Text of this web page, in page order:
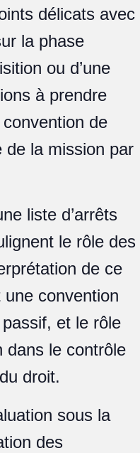
délicats avec
la phase
ou d’une
à prendre
convention de
de la mission par
liste d’arrêts
le rôle des
de ce
une convention
et le rôle
dans le contrôle
droit.
sous la
des